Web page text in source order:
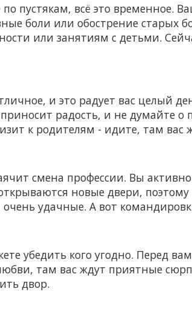
пустякам, всё это временное.
боли или обострение старых
или занятиям с детьми.
и это радует вас целый
радость, и не думайте о
к родителям - идите, там вас
смена профессии. Вы
новые двери,
очень удачные. А вот
убедить кого угодно. Перед
там вас ждут приятные
двор.